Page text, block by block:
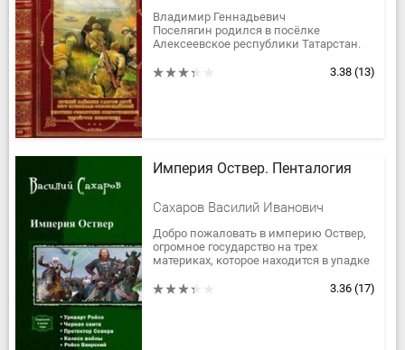
Владимир Геннадьевич
Поселягин родился в посёлке
Алексеевское республики Татарстан.
образование по специальности «техник
3.38 (13)
Империя Оствер. Пенталогия
Сахаров Василий Иванович
Добро пожаловать в империю Оствер,
огромное государство на трех
материках, которое находится в упадке
показаться вначале, а люди и... 3.36 (17)